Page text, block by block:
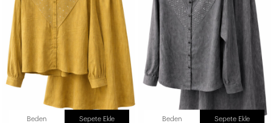
Beden Sepete Ekle Beden Sepete Ekle